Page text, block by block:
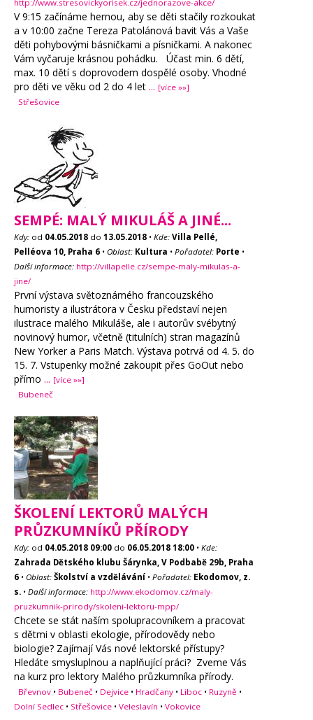
http://www.stresovickyorisek.cz/jednorazove-akce/
V 9:15 začínáme hernou, aby se děti stačily rozkoukat
a v 10:00 začne Tereza Patolánová bavit Vás a Vaše
děti pohybovými básničkami a písničkami. A nakonec
Vám vyčaruje krásnou pohádku. Účast min. 6 dětí,
max. 10 dětí s doprovodem dospělé osoby. Vhodné
pro děti ve věku od 2 do 4 let ... [více »»]
Střešovice
SEMPÉ: MALÝ MIKULÁŠ A JINÉ...
Kdy: od 04.05.2018 do 13.05.2018 • Kde: Villa Pellé,
Pelléova 10, Praha 6 • Oblast: Kultura • Pořadatel: Porte •
Další informace: http://villapelle.cz/sempe-maly-mikulas-a-
jine/
První výstava světoznámého francouzského
humoristy a ilustrátora v Česku představí nejen
ilustrace malého Mikuláše, ale i autorův svébytný
novinový humor, včetně (titulních) stran magazínů
New Yorker a Paris Match. Výstava potrvá od 4. 5. do
15. 7. Vstupenky možné zakoupit přes GoOut nebo
přímo ... [více »»]
Bubeneč
ŠKOLENÍ LEKTORŮ MALÝCH
PRŮZKUMNÍKŮ PŘÍRODY
Kdy: od 04.05.2018 09:00 do 06.05.2018 18:00 • Kde:
Zahrada Dětského klubu Šárynka, V Podbabě 29b, Praha
6 • Oblast: Školství a vzdělávání • Pořadatel: Ekodomov, z.
s. • Další informace: http://www.ekodomov.cz/maly-
pruzkumnik-prirody/skoleni-lektoru-mpp/
Chcete se stát naším spolupracovníkem a pracovat
s dětmi v oblasti ekologie, přírodovědy nebo
biologie? Zajímají Vás nové lektorské přístupy?
Hledáte smysluplnou a naplňující práci? Zveme Vás
na kurz pro lektory Malého průzkumníka přírody.
Břevnov • Bubeneč • Dejvice • Hradčany • Liboc • Ruzyně •
Dolní Sedlec • Střešovice • Veleslavín • Vokovice